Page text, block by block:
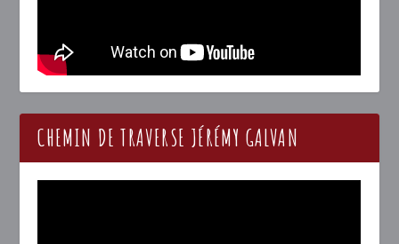
CHEMIN DE TRAVERSE JÉRÉMY GALVAN